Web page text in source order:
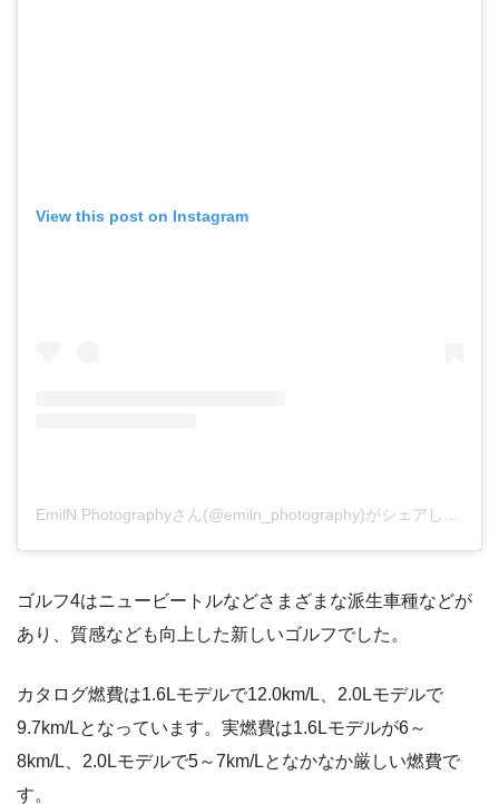
View this post on Instagram
ゴルフ4はニュービートルなどさまざまな派生車種などが
あり、質感なども向上した新しいゴルフでした。
カタログ燃費は1.6Lモデルで12.0km/L、2.0Lモデルで
9.7km/Lとなっています。実燃費は1.6Lモデルが6～
8km/L、2.0Lモデルで5～7km/Lとなかなか厳しい燃費で
す。